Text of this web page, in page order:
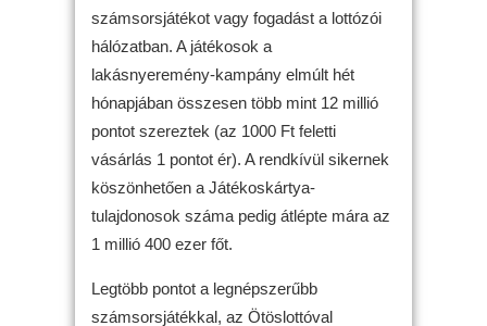
számsorsjátékot vagy fogadást a lottózói
hálózatban. A játékosok a
lakásnyeremény-kampány elmúlt hét
hónapjában összesen több mint 12 millió
pontot szereztek (az 1000 Ft feletti
vásárlás 1 pontot ér). A rendkívül sikernek
köszönhetően a Játékoskártya-
tulajdonosok száma pedig átlépte mára az
1 millió 400 ezer főt.
Legtöbb pontot a legnépszerűbb
számsorsjátékkal, az Ötöslottóval